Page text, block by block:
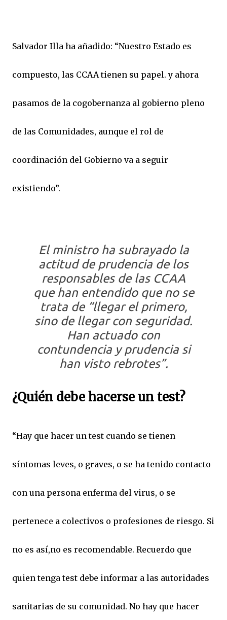
Salvador Illa ha añadido: “Nuestro Estado es
compuesto, las CCAA tienen su papel. y ahora
pasamos de la cogobernanza al gobierno pleno
de las Comunidades, aunque el rol de
coordinación del Gobierno va a seguir
existiendo”.
El ministro ha subrayado la
actitud de prudencia de los
responsables de las CCAA
que han entendido que no se
trata de “llegar el primero,
sino de llegar con seguridad.
Han actuado con
contundencia y prudencia si
han visto rebrotes”.
¿Quién debe hacerse un test?
“Hay que hacer un test cuando se tienen
síntomas leves, o graves, o se ha tenido contacto
con una persona enferma del virus, o se
pertenece a colectivos o profesiones de riesgo. Si
no es así,no es recomendable. Recuerdo que
quien tenga test debe informar a las autoridades
sanitarias de su comunidad. No hay que hacer